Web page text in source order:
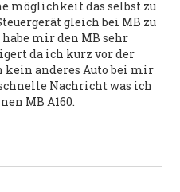
möglichkeit das selbst zu
gleich bei MB zu
mir den MB sehr
da ich kurz vor der
kein anderes Auto bei mir
Nachricht was ich
MB A160.